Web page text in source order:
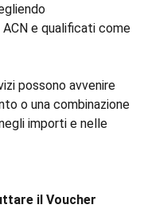
e qualificati come
possono avvenire
o una combinazione
importi e nelle
il Voucher